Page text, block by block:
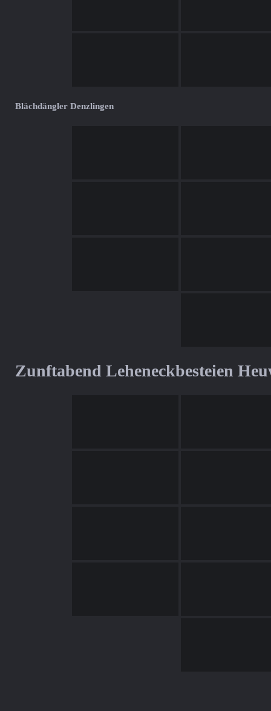
Blächdängler Denzlingen
Zunftabend Leheneckbesteien